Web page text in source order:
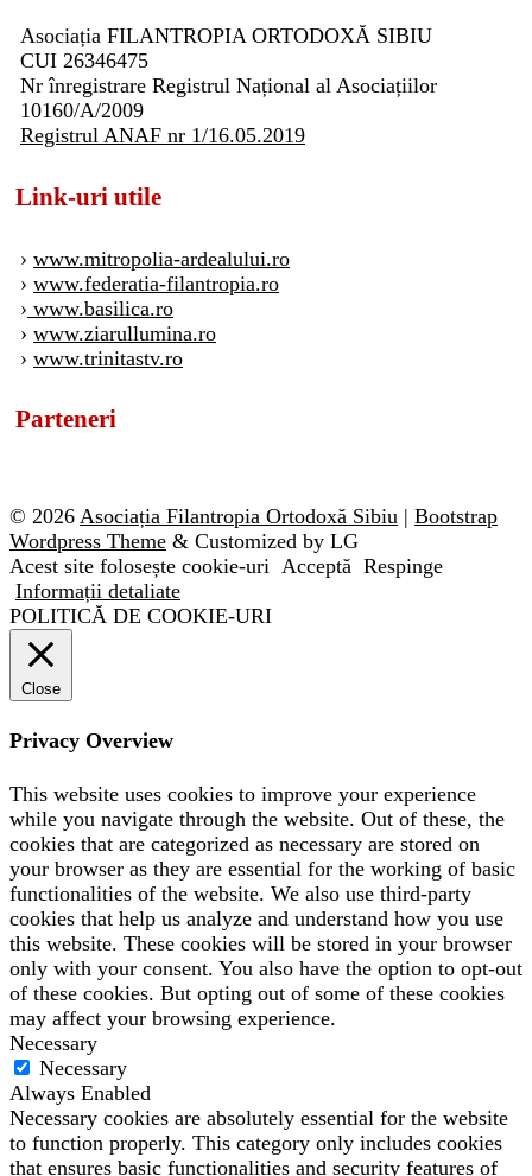
Asociația FILANTROPIA ORTODOXĂ SIBIU
CUI 26346475
Nr înregistrare Registrul Național al Asociațiilor
10160/A/2009
Registrul ANAF nr 1/16.05.2019
Link-uri utile
› www.mitropolia-ardealului.ro
› www.federatia-filantropia.ro
› www.basilica.ro
› www.ziarullumina.ro
› www.trinitastv.ro
Parteneri
© 2026 Asociația Filantropia Ortodoxă Sibiu | Bootstrap
Wordpress Theme & Customized by LG
Acest site folosește cookie-uri Acceptă Respinge
Informații detaliate
POLITICĂ DE COOKIE-URI
Close
Privacy Overview
This website uses cookies to improve your experience
while you navigate through the website. Out of these, the
cookies that are categorized as necessary are stored on
your browser as they are essential for the working of basic
functionalities of the website. We also use third-party
cookies that help us analyze and understand how you use
this website. These cookies will be stored in your browser
only with your consent. You also have the option to opt-out
of these cookies. But opting out of some of these cookies
may affect your browsing experience.
Necessary
Necessary
Always Enabled
Necessary cookies are absolutely essential for the website
to function properly. This category only includes cookies
that ensures basic functionalities and security features of